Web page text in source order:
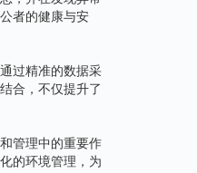
者的健康与安
过精准的数据采
合，不仅提升了
管理中的重要作
的环境管理，为